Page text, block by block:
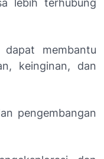
lebih terhubung
membantu
keinginan, dan
pengembangan